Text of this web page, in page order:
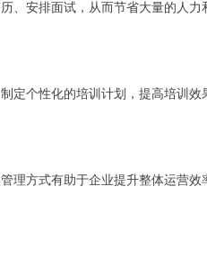
、安排面试，从而节省大量的人力
定个性化的培训计划，提高培训效
理方式有助于企业提升整体运营效